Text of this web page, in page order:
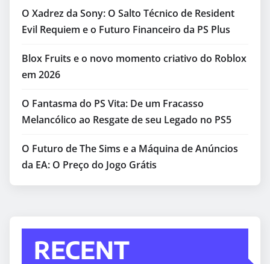
O Xadrez da Sony: O Salto Técnico de Resident
Evil Requiem e o Futuro Financeiro da PS Plus
Blox Fruits e o novo momento criativo do Roblox
em 2026
O Fantasma do PS Vita: De um Fracasso
Melancólico ao Resgate de seu Legado no PS5
O Futuro de The Sims e a Máquina de Anúncios
da EA: O Preço do Jogo Grátis
RECENT